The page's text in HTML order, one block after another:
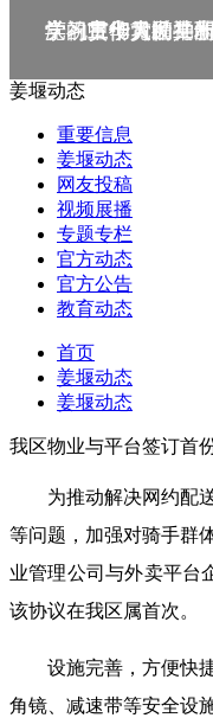
庆祝中华人民共
学习贯彻党的二
党的二十大精神
学习宣传贯彻党
学习贯彻习近平
姜堰动态
重要信息
姜堰动态
网友投稿
视频展播
专题专栏
官方动态
官方公告
教育动态
首页
姜堰动态
姜堰动态
我区物业与平台签订首
为推动解决网约配
等问题，加强对骑手群
业管理公司与外卖平台
该协议在我区属首次。
设施完善，方便快
角镜、减速带等安全设